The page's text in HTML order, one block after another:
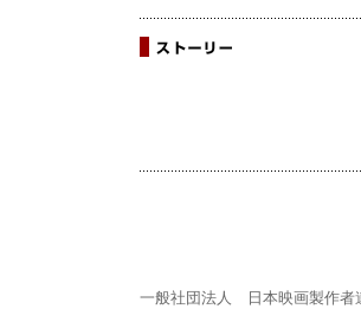
一般社団法人 日本映画製作者